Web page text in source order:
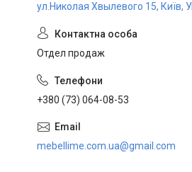
ул.Николая Хвылевого 15, Київ,
Отдел продаж
+380 (73) 064-08-53
mebellime.com.ua@gmail.com